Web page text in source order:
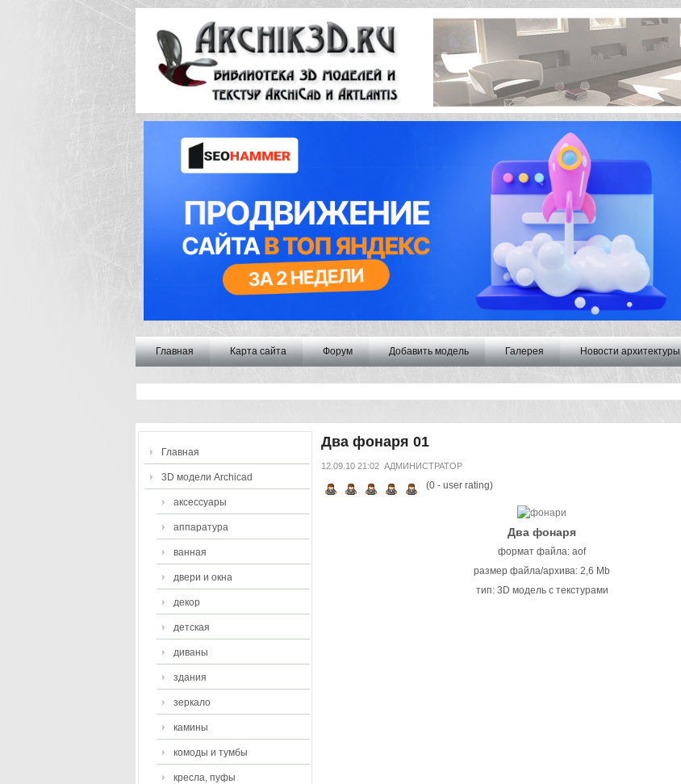
Главная Карта сайта Форум Добавить модель Галерея Новости архитектуры
Главная
3D модели Archicad
аксессуары
аппаратура
ванная
двери и окна
декор
детская
диваны
здания
зеркало
камины
комоды и тумбы
кресла, пуфы
Два фонаря 01
12.09.10 21:02 АДМИНИСТРАТОР
(0- user rating)
Два фонаря
формат файла: aof
размер файла/архива: 2,6 Mb
тип: 3D модель с текстурами